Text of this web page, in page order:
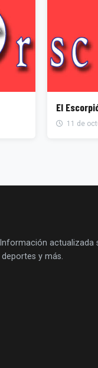
El
11 de
actualizada
y más.